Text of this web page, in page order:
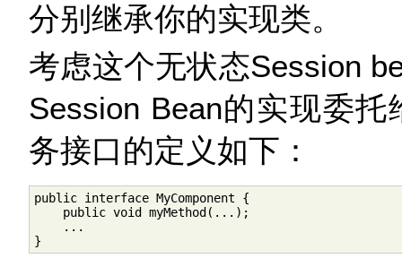
分别继承你的实现类。
考虑这个无状态Session
Session Bean的实现委
务接口的定义如下：
public interface MyComponent {
    public void myMethod(...);
    ...
}